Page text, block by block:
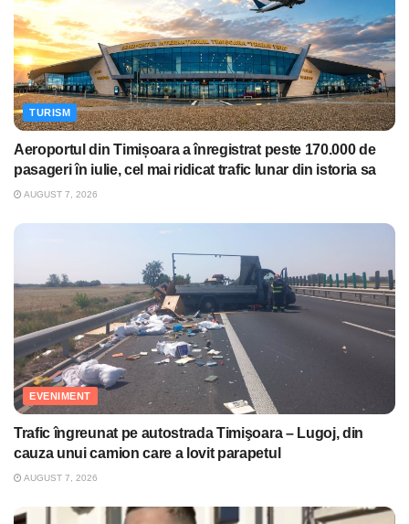
TURISM
Aeroportul din Timișoara a înregistrat peste 170.000 de
pasageri în iulie, cel mai ridicat trafic lunar din istoria sa
AUGUST 7, 2026
EVENIMENT
Trafic îngreunat pe autostrada Timişoara – Lugoj, din
cauza unui camion care a lovit parapetul
AUGUST 7, 2026